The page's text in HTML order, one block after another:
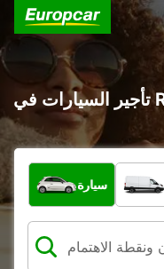
ما نوع المركبة؟
سيارة